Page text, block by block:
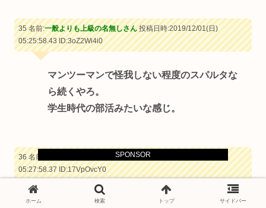
SPONSOR
35 名前:一般よりも上級の名無しさん投稿日時:2019/12/01(日)
05:25:58.43ID:3oZ2Wi4i0
マンツーマンで怪我しない程度のスパルタな
ら続くやろ。
学生時代の部活みたいな感じ。
36 名前: 一般よりも上級の名無しさん投稿日時:2019/12/01(日)
05:27:58.37ID:17VpOvcY0
リングフィットアドベンチャーがおすすめ。
ホーム 検索 トップ サイドバー